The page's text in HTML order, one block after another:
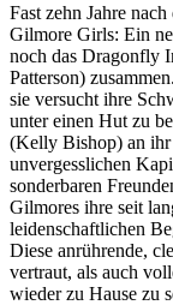
Fast zehn Jahre
Gilmore Girls: Ein
noch das Dragonfly
Patterson)
sie versucht ihre
unter einen Hut zu
(Kelly Bishop) an ihr
unvergesslichen
sonderbaren
Gilmores ihre seit
leidenschaftlichen
Diese anrührende,
vertraut, als auch
wieder zu Hause zu